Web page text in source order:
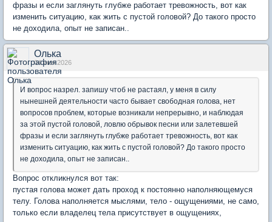
фразы и если заглянуть глубже работает тревожность, вот как
изменить ситуацию, как жить с пустой головой? До такого просто
не доходила, опыт не записан..
Олька
04 июн 2026
И вопрос назрел. запишу чтоб не растаял, у меня в силу
нынешней деятельности часто бывает свободная голова, нет
вопросов проблем, которые возникали непрерывно, и наблюдая
за этой пустой головой, ловлю обрывок песни или залетевшей
фразы и если заглянуть глубже работает тревожность, вот как
изменить ситуацию, как жить с пустой головой? До такого просто
не доходила, опыт не записан..
Вопрос откликнулся вот так:
пустая голова может дать проход к постоянно наполняющемуся
телу. Голова наполняется мыслями, тело - ощущениями, не само,
только если владелец тела присутствует в ощущениях,